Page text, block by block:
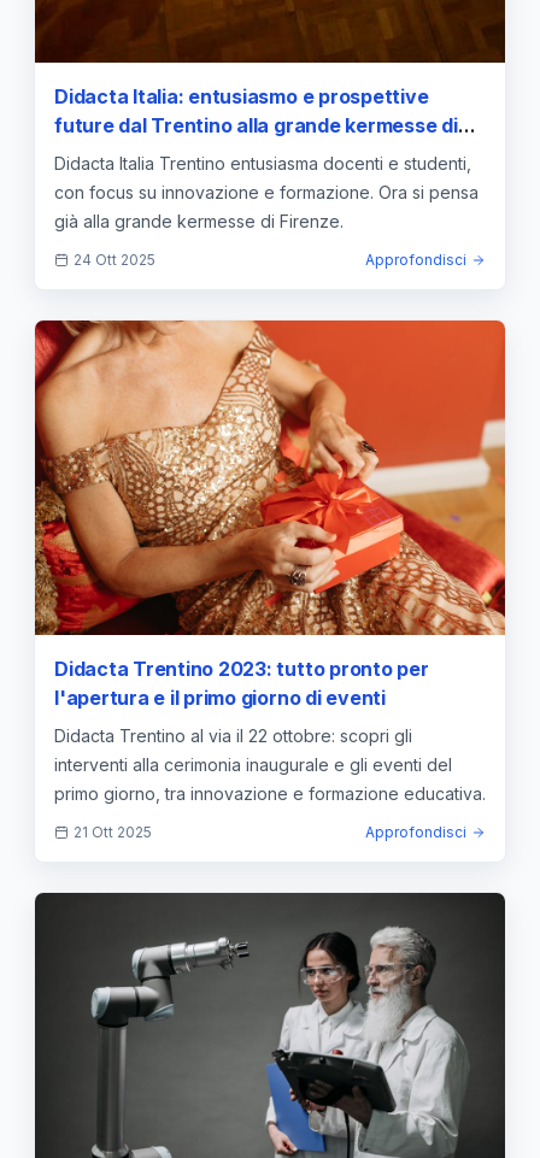
Didacta Italia: entusiasmo e prospettive
future dal Trentino alla grande kermesse di
Firenze
Didacta Italia Trentino entusiasma docenti e studenti,
con focus su innovazione e formazione. Ora si pensa
già alla grande kermesse di Firenze.
24 Ott 2025 Approfondisci
Didacta Trentino 2023: tutto pronto per
l'apertura e il primo giorno di eventi
Didacta Trentino al via il 22 ottobre: scopri gli
interventi alla cerimonia inaugurale e gli eventi del
primo giorno, tra innovazione e formazione educativa.
21 Ott 2025 Approfondisci